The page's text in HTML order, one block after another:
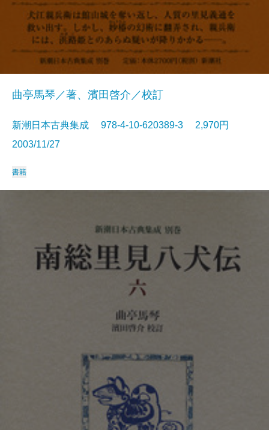
曲亭馬琴／著、濱田啓介／校訂
新潮日本古典集成 978-4-10-620389-3 2,970円
2003/11/27
書籍